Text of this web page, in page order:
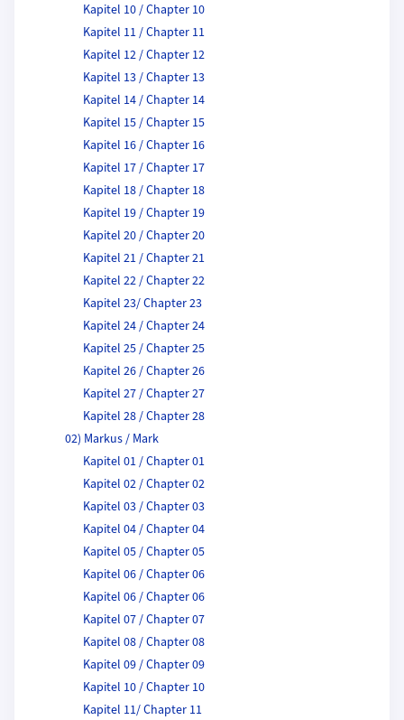
Kapitel 10 / Chapter 10
Kapitel 11 / Chapter 11
Kapitel 12 / Chapter 12
Kapitel 13 / Chapter 13
Kapitel 14 / Chapter 14
Kapitel 15 / Chapter 15
Kapitel 16 / Chapter 16
Kapitel 17 / Chapter 17
Kapitel 18 / Chapter 18
Kapitel 19 / Chapter 19
Kapitel 20 / Chapter 20
Kapitel 21 / Chapter 21
Kapitel 22 / Chapter 22
Kapitel 23/ Chapter 23
Kapitel 24 / Chapter 24
Kapitel 25 / Chapter 25
Kapitel 26 / Chapter 26
Kapitel 27 / Chapter 27
Kapitel 28 / Chapter 28
02) Markus / Mark
Kapitel 01 / Chapter 01
Kapitel 02 / Chapter 02
Kapitel 03 / Chapter 03
Kapitel 04 / Chapter 04
Kapitel 05 / Chapter 05
Kapitel 06 / Chapter 06
Kapitel 06 / Chapter 06
Kapitel 07 / Chapter 07
Kapitel 08 / Chapter 08
Kapitel 09 / Chapter 09
Kapitel 10 / Chapter 10
Kapitel 11/ Chapter 11